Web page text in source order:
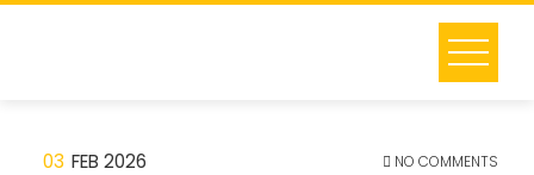
Skip
03 FEB 2026 NO COMMENTS